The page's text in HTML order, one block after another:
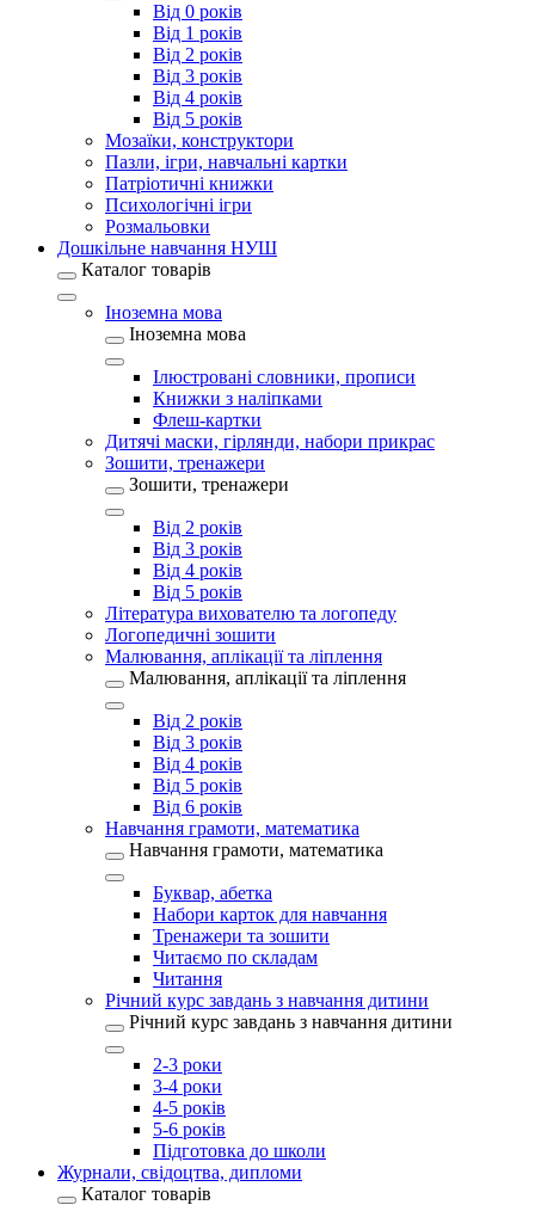
Від 0 років
Від 1 років
Від 2 років
Від 3 років
Від 4 років
Від 5 років
Мозаїки, конструктори
Пазли, ігри, навчальні картки
Патріотичні книжки
Психологічні ігри
Розмальовки
Дошкільне навчання НУШ
Каталог товарів
Іноземна мова
Іноземна мова
Ілюстровані словники, прописи
Книжки з наліпками
Флеш-картки
Дитячі маски, гірлянди, набори прикрас
Зошити, тренажери
Зошити, тренажери
Від 2 років
Від 3 років
Від 4 років
Від 5 років
Література вихователю та логопеду
Логопедичні зошити
Малювання, аплікації та ліплення
Малювання, аплікації та ліплення
Від 2 років
Від 3 років
Від 4 років
Від 5 років
Від 6 років
Навчання грамоти, математика
Навчання грамоти, математика
Буквар, абетка
Набори карток для навчання
Тренажери та зошити
Читаємо по складам
Читання
Річний курс завдань з навчання дитини
Річний курс завдань з навчання дитини
2-3 роки
3-4 роки
4-5 років
5-6 років
Підготовка до школи
Журнали, свідоцтва, дипломи
Каталог товарів